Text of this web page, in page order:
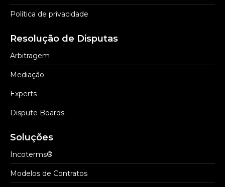
Política de privacidade
Resolução de Disputas
Arbitragem
Mediação
Experts
Dispute Boards
Soluções
Incoterms®
Modelos de Contratos